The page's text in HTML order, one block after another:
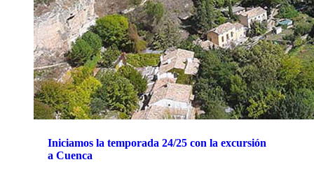
Iniciamos la temporada 24/25 con la excursión
a Cuenca